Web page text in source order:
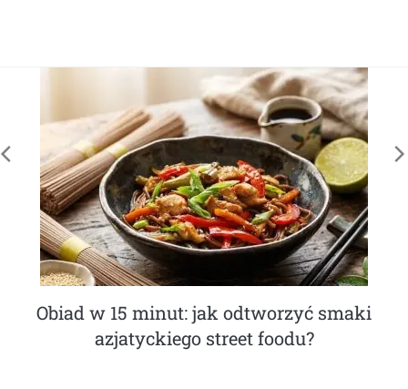
Jak działa robot do mycia okien?